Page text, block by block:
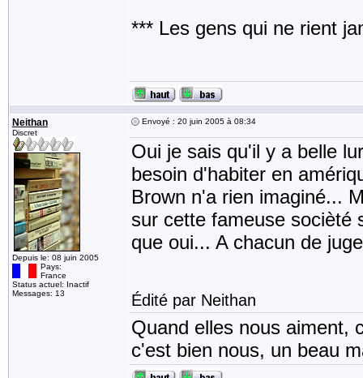
*** Les gens qui ne rient
Neithan
Discret
Depuis le: 08 juin 2005
Pays:
France
Status actuel: Inactif
Messages: 13
Envoyé : 20 juin 2005 à 08:34
Oui je sais qu'il y a belle
besoin d'habiter en
Brown n'a rien imaginé...
sur cette fameuse socièté
que oui... A chacun de
Édité par Neithan
Quand elles nous aiment,
c'est bien nous, un beau